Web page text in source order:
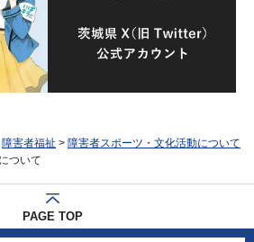
障害者福祉 > 障害者スポーツ・文化活動について
ついて
PAGE TOP